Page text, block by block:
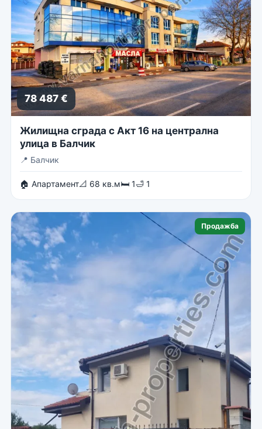
78 487 €
Жилищна сграда с Акт 16 на централна
улица в Балчик
📍 Балчик
🏠 Апартамент📐 68 кв.м🛏 1🛁 1
Продажба